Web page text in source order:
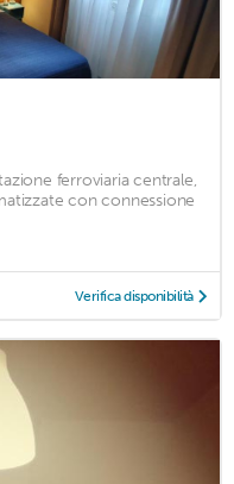
ferroviaria centrale,
con connessione
Verifica disponibilità